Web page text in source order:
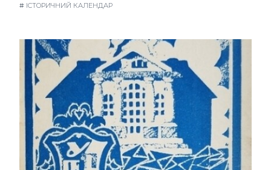
# ІСТОРИЧНИЙ КАЛЕНДАР